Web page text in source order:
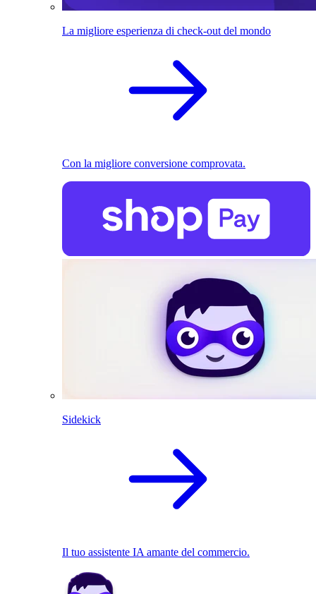
La migliore esperienza di check-out del mondo
Con la migliore conversione comprovata.
Sidekick
Il tuo assistente IA amante del commercio.